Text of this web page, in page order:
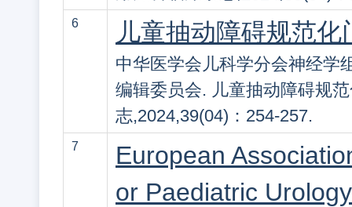
6 儿童抽动障碍规范
中华医学会儿科学分会神经学
编辑委员会. 儿童抽动障碍规
志,2024,39(04)：254-257.
7
European
or Paediatric